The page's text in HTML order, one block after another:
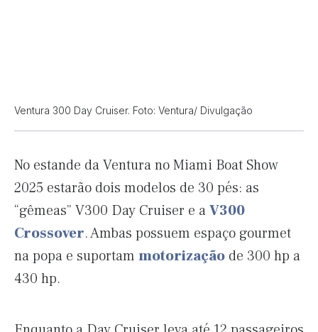
Ventura 300 Day Cruiser. Foto: Ventura/ Divulgação
No estande da Ventura no Miami Boat Show
2025 estarão dois modelos de 30 pés: as
“gêmeas” V300 Day Cruiser e aV300
Crossover. Ambas possuem espaço gourmet
na popa e suportam motorização de 300 hp a
430 hp.